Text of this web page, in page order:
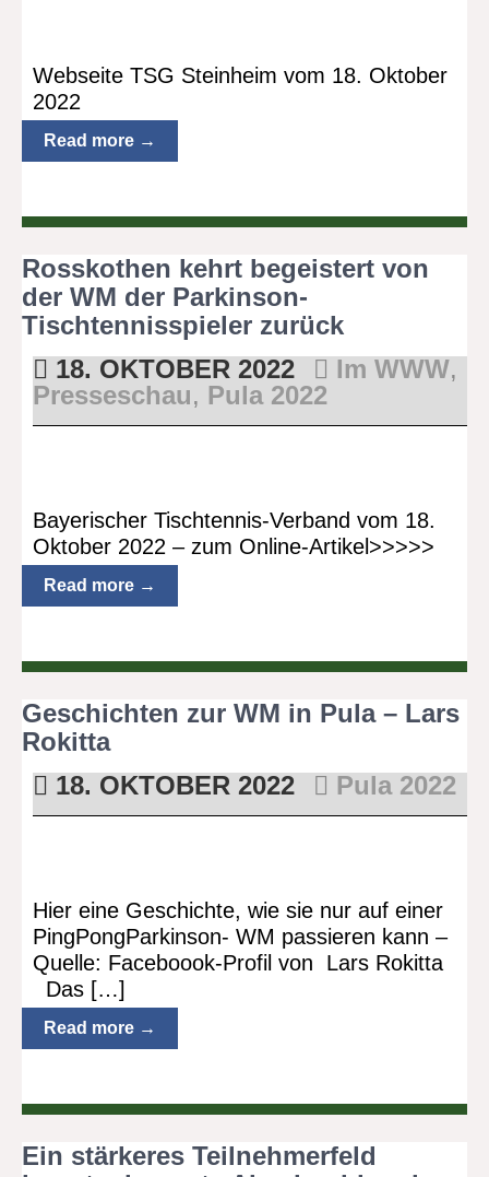
Webseite TSG Steinheim vom 18. Oktober
2022
Read more →
Rosskothen kehrt begeistert von
der WM der Parkinson-
Tischtennisspieler zurück
18. OKTOBER 2022
Im WWW,
Presseschau, Pula 2022
Bayerischer Tischtennis-Verband vom 18.
Oktober 2022 – zum Online-Artikel>>>>>
Read more →
Geschichten zur WM in Pula – Lars
Rokitta
18. OKTOBER 2022
Pula 2022
Hier eine Geschichte, wie sie nur auf einer
PingPongParkinson- WM passieren kann –
Quelle: Faceboook-Profil von Lars Rokitta
Das […]
Read more →
Ein stärkeres Teilnehmerfeld